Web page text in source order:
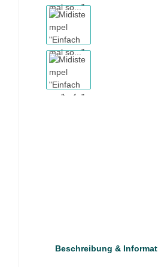
Beschreibung &